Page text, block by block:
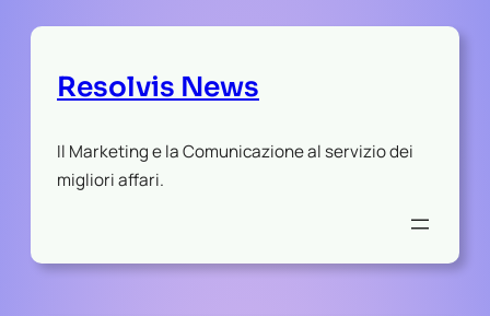
Resolvis News
Il Marketing e la Comunicazione al servizio dei
migliori affari.